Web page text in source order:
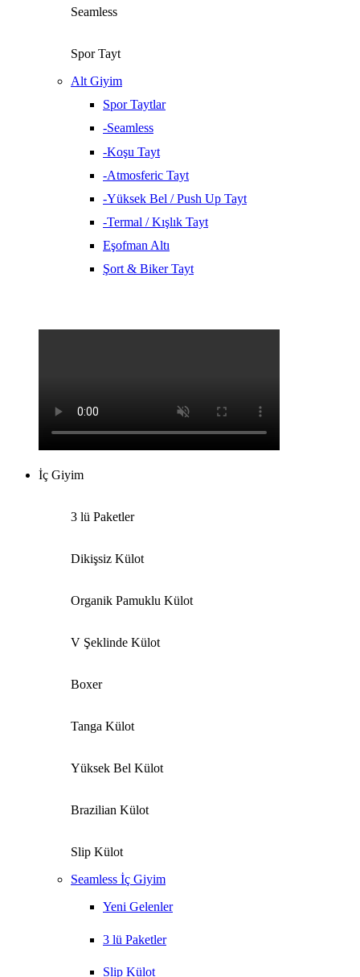
Seamless
Spor Tayt
Alt Giyim
Spor Taytlar
-Seamless
-Koşu Tayt
-Atmosferic Tayt
-Yüksek Bel / Push Up Tayt
-Termal / Kışlık Tayt
Eşofman Altı
Şort & Biker Tayt
İç Giyim
3 lü Paketler
Dikişsiz Külot
Organik Pamuklu Külot
V Şeklinde Külot
Boxer
Tanga Külot
Yüksek Bel Külot
Brazilian Külot
Slip Külot
Seamless İç Giyim
Yeni Gelenler
3 lü Paketler
Slip Külot